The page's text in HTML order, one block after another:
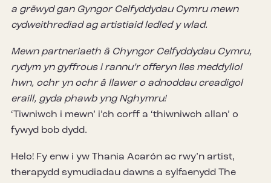
a grëwyd gan Gyngor Celfyddydau Cymru mewn
cydweithrediad ag artistiaid ledled y wlad.
Mewn partneriaeth â Chyngor Celfyddydau Cymru,
rydym yn gyffrous i rannu’r offeryn lles meddyliol
hwn, ochr yn ochr â llawer o adnoddau creadigol
eraill, gyda phawb yng Nghymru!
‘Tiwniwch i mewn’ i’ch corff a ‘thiwniwch allan’ o
fywyd bob dydd.
Helo! Fy enw i yw Thania Acarón ac rwy’n artist,
therapydd symudiadau dawns a sylfaenydd The